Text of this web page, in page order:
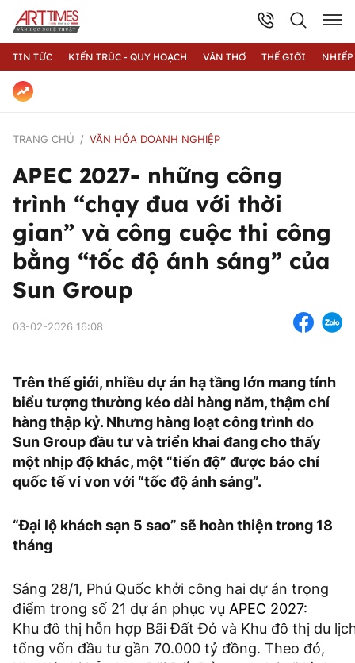
TIN TỨC KIẾN TRÚC - QUY HOẠCH VĂN THƠ THẾ GIỚI
TRANG CHỦ VĂN HÓA DOANH NGHIỆP
APEC 2027- những công
trình “chạy đua với thời
gian” và công cuộc thi công
bằng “tốc độ ánh sáng” của
Sun Group
03-02-2026 16:08
Trên thế giới, nhiều dự án hạ tầng lớn mang tính
biểu tượng thường kéo dài hàng năm, thậm chí
hàng thập kỷ. Nhưng hàng loạt công trình do
Sun Group đầu tư và triển khai đang cho thấy
một nhịp độ khác, một “tiến độ” được báo chí
quốc tế ví von với “tốc độ ánh sáng”.
“Đại lộ khách sạn 5 sao” sẽ hoàn thiện trong 18
tháng
Sáng 28/1, Phú Quốc khởi công hai dự án trọng
điểm trong số 21 dự án phục vụ APEC 2027:
Khu đô thị hỗn hợp Bãi Đất Đỏ và Khu đô thị du
tổng vốn đầu tư gần 70.000 tỷ đồng. Theo đó,